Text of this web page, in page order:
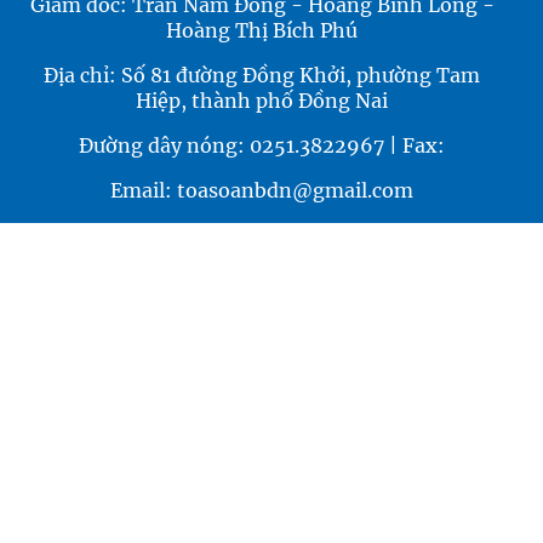
Giám đốc: Trần Nam Đông - Hoàng Bình Long -
Hoàng Thị Bích Phú
Địa chỉ: Số 81 đường Đồng Khởi, phường Tam
Hiệp, thành phố Đồng Nai
Đường dây nóng: 0251.3822967 | Fax:
Email: toasoanbdn@gmail.com